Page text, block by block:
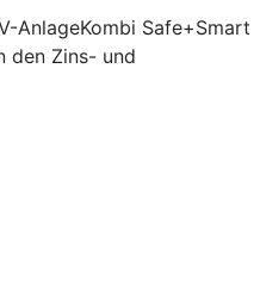
AnlageKombi Safe+Smart
den Zins- und